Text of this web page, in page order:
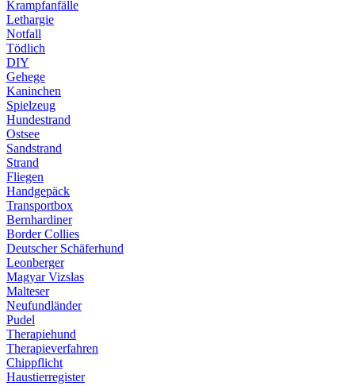
Krampfanfälle
Lethargie
Notfall
Tödlich
DIY
Gehege
Kaninchen
Spielzeug
Hundestrand
Ostsee
Sandstrand
Strand
Fliegen
Handgepäck
Transportbox
Bernhardiner
Border Collies
Deutscher Schäferhund
Leonberger
Magyar Vizslas
Malteser
Neufundländer
Pudel
Therapiehund
Therapieverfahren
Chippflicht
Haustierregister